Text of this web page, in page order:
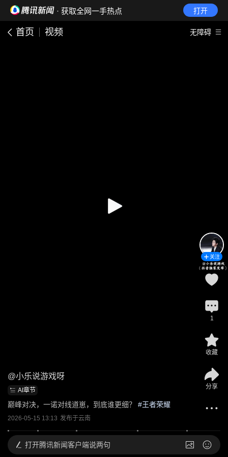
· 获取全网一手热点 打开
首页 视频 无障碍
@小乐说游戏呀
AI章节
巅峰对决，一诺对线道崽，到底谁更细？ #王者荣耀
2026-05-15 13:13 发布于云南
关注
1
收藏
分享
打开腾讯新闻客户端说两句